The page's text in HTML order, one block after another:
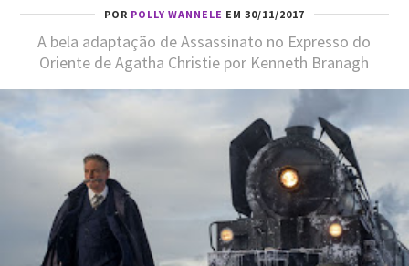
POR POLLY WANNELE EM 30/11/2017
A bela adaptação de Assassinato no Expresso do
Oriente de Agatha Christie por Kenneth Branagh